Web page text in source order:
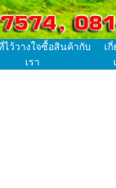
ไว้วางใจซื้อสินค้ากับ
เรา
เ